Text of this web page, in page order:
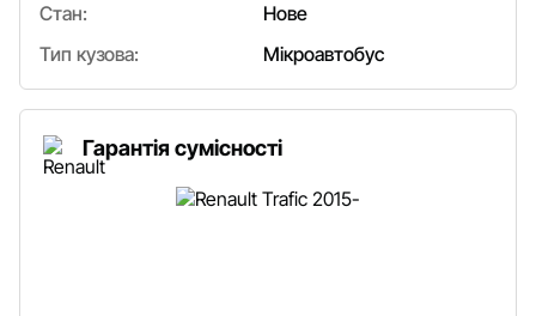
Стан:
Нове
Тип кузова:
Мікроавтобус
Гарантія сумісності